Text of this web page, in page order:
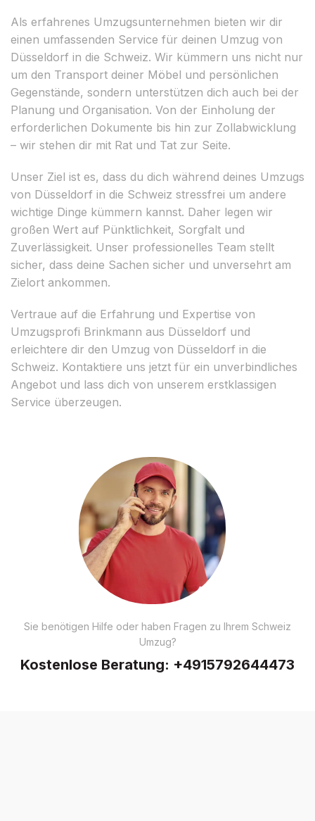
Als erfahrenes Umzugsunternehmen bieten wir dir
einen umfassenden Service für deinen Umzug von
Düsseldorf in die Schweiz. Wir kümmern uns nicht nur
um den Transport deiner Möbel und persönlichen
Gegenstände, sondern unterstützen dich auch bei der
Planung und Organisation. Von der Einholung der
erforderlichen Dokumente bis hin zur Zollabwicklung
– wir stehen dir mit Rat und Tat zur Seite.
Unser Ziel ist es, dass du dich während deines Umzugs
von Düsseldorf in die Schweiz stressfrei um andere
wichtige Dinge kümmern kannst. Daher legen wir
großen Wert auf Pünktlichkeit, Sorgfalt und
Zuverlässigkeit. Unser professionelles Team stellt
sicher, dass deine Sachen sicher und unversehrt am
Zielort ankommen.
Vertraue auf die Erfahrung und Expertise von
Umzugsprofi Brinkmann aus Düsseldorf und
erleichtere dir den Umzug von Düsseldorf in die
Schweiz. Kontaktiere uns jetzt für ein unverbindliches
Angebot und lass dich von unserem erstklassigen
Service überzeugen.
Sie benötigen Hilfe oder haben Fragen zu Ihrem Schweiz
Umzug?
Kostenlose Beratung: +4915792644473